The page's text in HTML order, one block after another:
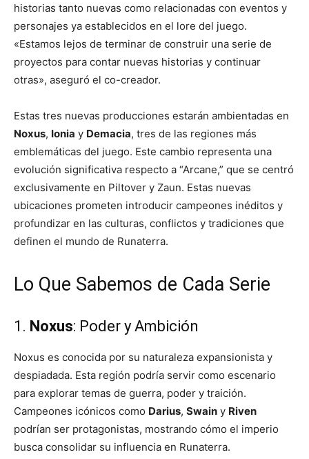
historias tanto nuevas como relacionadas con eventos y
personajes ya establecidos en el lore del juego.
«Estamos lejos de terminar de construir una serie de
proyectos para contar nuevas historias y continuar
otras», aseguró el co-creador.
Estas tres nuevas producciones estarán ambientadas en
Noxus, Ionia y Demacia, tres de las regiones más
emblemáticas del juego. Este cambio representa una
evolución significativa respecto a “Arcane,” que se centró
exclusivamente en Piltover y Zaun. Estas nuevas
ubicaciones prometen introducir campeones inéditos y
profundizar en las culturas, conflictos y tradiciones que
definen el mundo de Runaterra.
Lo Que Sabemos de Cada Serie
1. Noxus: Poder y Ambición
Noxus es conocida por su naturaleza expansionista y
despiadada. Esta región podría servir como escenario
para explorar temas de guerra, poder y traición.
Campeones icónicos como Darius, Swain y Riven
podrían ser protagonistas, mostrando cómo el imperio
busca consolidar su influencia en Runaterra.